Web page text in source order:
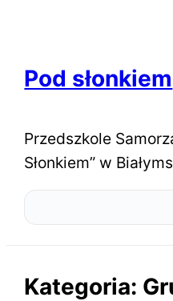
Pod słonkiem
Przedszkole
Słonkiem” w
Kategoria: